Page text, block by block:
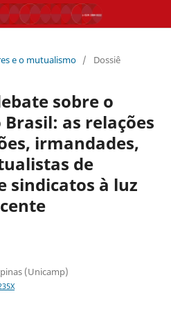
e o mutualismo / Dossiê
sobre o
as relações
irmandades,
de
sindicatos à luz
(Unicamp)